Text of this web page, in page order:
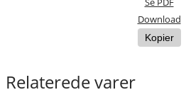
Download
Kopier
Relaterede varer